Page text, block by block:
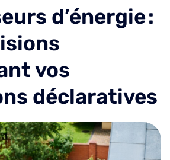
d’énergie :
vos
déclaratives